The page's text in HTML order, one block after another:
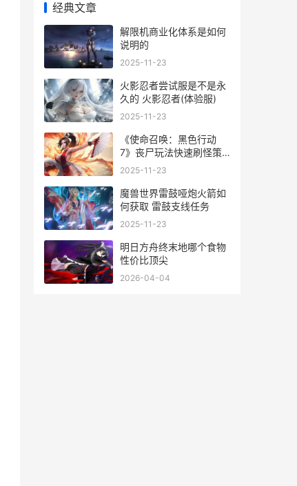
经典文章
解限机商业化体系是如何
说明的
2025-11-23
火影忍者尝试服是不是永
久的 火影忍者(体验服)
2025-11-23
《使命召唤：黑色行动
7》丧尸玩法快速刷怪策
略 使命召唤黑色行动有几
2025-11-23
魔兽世界雷鼓哑炮火箭如
何获取 雷鼓支线任务
2025-11-23
明日方舟终末地哪个食物
性价比顶尖
2026-04-04